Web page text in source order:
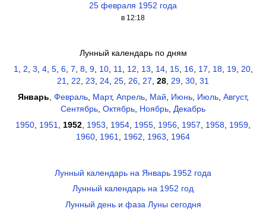
25 февраля 1952 года
в 12:18
Лунный календарь по дням
1, 2, 3, 4, 5, 6, 7, 8, 9, 10, 11, 12, 13, 14, 15, 16, 17, 18, 19, 20,
21, 22, 23, 24, 25, 26, 27, 28, 29, 30, 31
Январь Февраль, Март, Апрель, Май Июнь, Июль, Август,
Сентябрь Октябрь Ноябрь Декабрь
1950 1951 1952 1953 1954 1955 1956 1957 1958 1959
1960 1961 1962 1963 1964
Лунный календарь на Январь 1952 года
Лунный календарь на 1952 год
Лунный день и фаза Луны сегодня